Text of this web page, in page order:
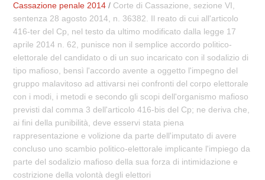
Cassazione penale 2014 / Corte di Cassazione, sezione VI,
sentenza 28 agosto 2014, n. 36382. Il reato di cui all'articolo
416-ter del Cp, nel testo da ultimo modificato dalla legge 17
aprile 2014 n. 62, punisce non il semplice accordo politico-
elettorale del candidato o di un suo incaricato con il sodalizio di
tipo mafioso, bensì l'accordo avente a oggetto l'impegno del
gruppo malavitoso ad attivarsi nei confronti del corpo elettorale
con i modi, i metodi e secondo gli scopi dell'organismo mafioso
previsti dal comma 3 dell'articolo 416-bis del Cp; ne deriva che,
ai fini della punibilità, deve esservi stata piena
rappresentazione e volizione da parte dell'imputato di avere
concluso uno scambio politico-elettorale implicante l'impiego da
parte del sodalizio mafioso della sua forza di intimidazione e
costrizione della volontà degli elettori